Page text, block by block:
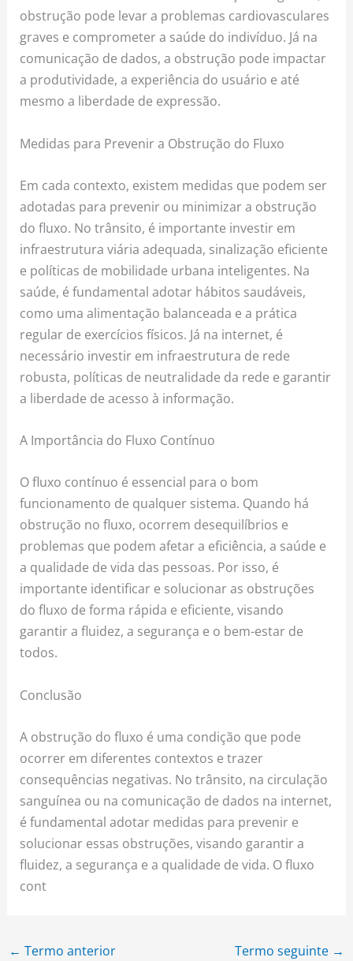
obstrução pode levar a problemas cardiovasculares
graves e comprometer a saúde do indivíduo. Já na
comunicação de dados, a obstrução pode impactar
a produtividade, a experiência do usuário e até
mesmo a liberdade de expressão.
Medidas para Prevenir a Obstrução do Fluxo
Em cada contexto, existem medidas que podem ser
adotadas para prevenir ou minimizar a obstrução
do fluxo. No trânsito, é importante investir em
infraestrutura viária adequada, sinalização eficiente
e políticas de mobilidade urbana inteligentes. Na
saúde, é fundamental adotar hábitos saudáveis,
como uma alimentação balanceada e a prática
regular de exercícios físicos. Já na internet, é
necessário investir em infraestrutura de rede
robusta, políticas de neutralidade da rede e garantir
a liberdade de acesso à informação.
A Importância do Fluxo Contínuo
O fluxo contínuo é essencial para o bom
funcionamento de qualquer sistema. Quando há
obstrução no fluxo, ocorrem desequilíbrios e
problemas que podem afetar a eficiência, a saúde e
a qualidade de vida das pessoas. Por isso, é
importante identificar e solucionar as obstruções
do fluxo de forma rápida e eficiente, visando
garantir a fluidez, a segurança e o bem-estar de
todos.
Conclusão
A obstrução do fluxo é uma condição que pode
ocorrer em diferentes contextos e trazer
consequências negativas. No trânsito, na circulação
sanguínea ou na comunicação de dados na internet,
é fundamental adotar medidas para prevenir e
solucionar essas obstruções, visando garantir a
fluidez, a segurança e a qualidade de vida. O fluxo
cont
← Termo anterior Termo seguinte →